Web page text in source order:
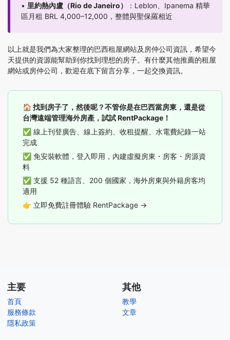
• 里約熱內盧（Rio de Janeiro）
：Leblon、Ipanema 精華
區月租 BRL 4,000–12,000，整體與聖保羅相近
以上就是我們為大家整理的巴西租屋網站及房仲公司資訊，希望今
天提供的資源能幫助到你找到理想的房子。有什麼其他推薦的租屋
網站或房仲公司，歡迎在底下留言分享，一起交換資訊。
🏠 找到房子了，然後呢？不管你是在巴西當房東，還是從
台灣遠端管理海外房產，試試 RentPackage！
✅ 線上刊登廣告、線上簽約、收租提醒、水電費紀錄一站
完成
✅ 免安裝軟體，登入即用，內建虛擬房東・房客・房源資
料
✅ 支援 52 種語言、200 個國家，海外房東與外籍房客均
適用
👉 立即免費註冊體驗 RentPackage →
主要
首頁
服務條款
隱私政策
其他
教學
文章